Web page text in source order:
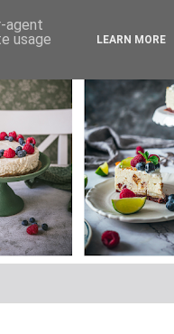
agent
usage
LEARN MORE